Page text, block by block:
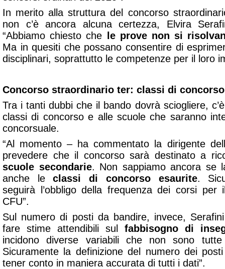
In merito alla struttura del concorso
non c’è ancora alcuna certezza, Elvira
“Abbiamo chiesto che
le prove non si
Ma in quesiti che possano consentire di
disciplinari, soprattutto le competenze per il loro
Concorso straordinario ter: classi di
Tra i tanti dubbi che il bando dovrà sciogliere,
classi di concorso e alle scuole che saranno
concorsuale.
“Al momento – ha commentato la dirigente
prevedere che il concorso sarà destinato a
scuole secondarie. Non sappiamo ancora se
anche leclassi di concorso esaurite.
seguirà l’obbligo della frequenza dei corsi per
CFU”.
Sul numero di posti da bandire, invece,
fare stime attendibili sul fabbisogno di
incidonodiverse variabili che non sono tutte
Sicuramente la definizione del numero dei
tener conto in maniera accurata di tutti i dati”.